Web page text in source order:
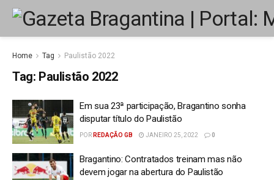
Home Tag Paulistão 2022
Tag: Paulistão 2022
Em sua 23ª participação, Bragantino sonha
disputar título do Paulistão
POR REDAÇÃO GB JANEIRO 25, 2022 0
Bragantino: Contratados treinam mas não
devem jogar na abertura do Paulistão